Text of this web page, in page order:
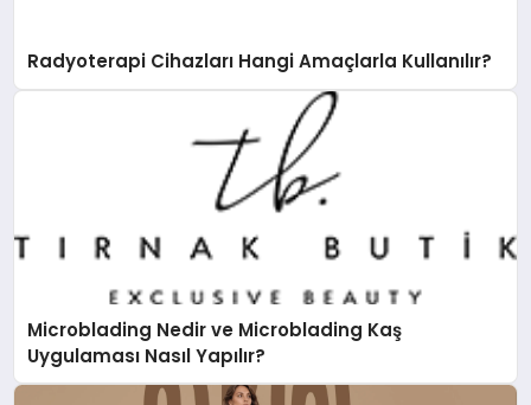
Radyoterapi Cihazları Hangi Amaçlarla Kullanılır?
Microblading Nedir ve Microblading Kaş
Uygulaması Nasıl Yapılır?